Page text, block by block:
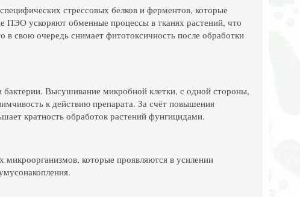
стрессовых белков и ферментов, которые
ПЭО ускоряют обменные процессы в тканях растений, что
в свою очередь снимает фитотоксичность после обработки
Высушивание микробной клетки, с одной стороны,
к действию препарата. За счёт повышения
кратность обработок растений фунгицидами.
микроорганизмов, которые проявляются в усилении